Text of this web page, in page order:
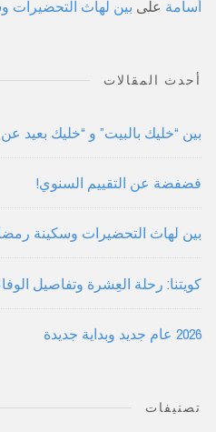
أسامة على بين لهاث التحضيرات
أحدث المقالات
بين “خليك بالبيت” و “خليك بعيد
فضفضة عن التقييم السنوي!
بين لهاث التحضيرات وسكينة
كويتنا: رحلة العِشرة وتفاصيل
2026 عام جديد وبداية جديدة
تصنيفات